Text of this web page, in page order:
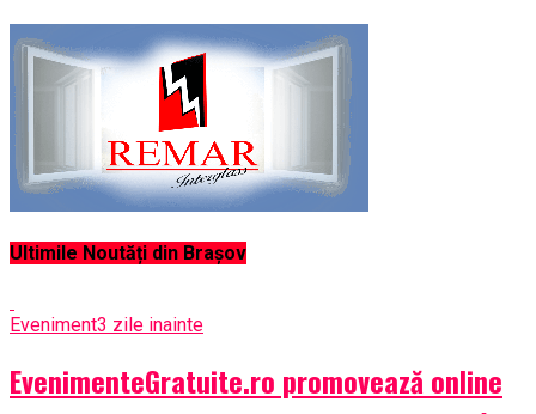
Ultimile Noutăți din Brașov
Eveniment3 zile inainte
EvenimenteGratuite.ro promovează online